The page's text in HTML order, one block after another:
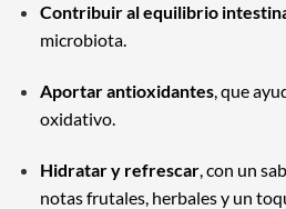
Contribuir al equilibrio
microbiota.
Aportar antioxidantes, que
oxidativo.
Hidratar y refrescar, con un
notas frutales, herbales y un